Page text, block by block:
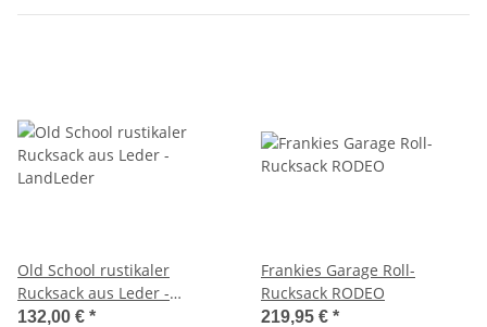
Old School rustikaler
Rucksack aus Leder -
LandLeder
132,00 € *
Frankies Garage Roll-
Rucksack RODEO
219,95 € *